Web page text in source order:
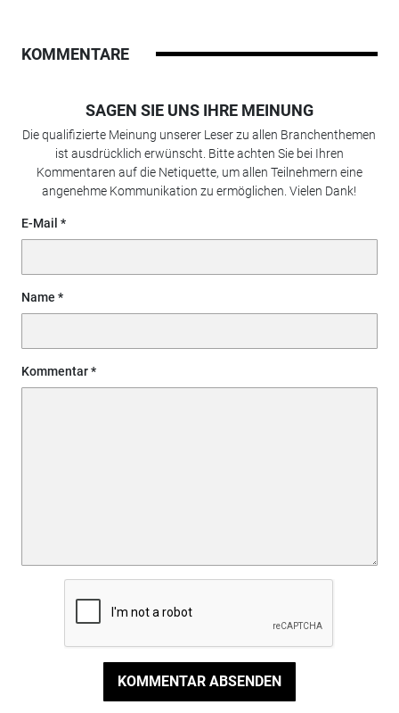
KOMMENTARE
SAGEN SIE UNS IHRE MEINUNG
Die qualifizierte Meinung unserer Leser zu allen Branchenthemen
ist ausdrücklich erwünscht. Bitte achten Sie bei Ihren
Kommentaren auf die Netiquette, um allen Teilnehmern eine
angenehme Kommunikation zu ermöglichen. Vielen Dank!
E-Mail
Name
Kommentar
KOMMENTAR ABSENDEN